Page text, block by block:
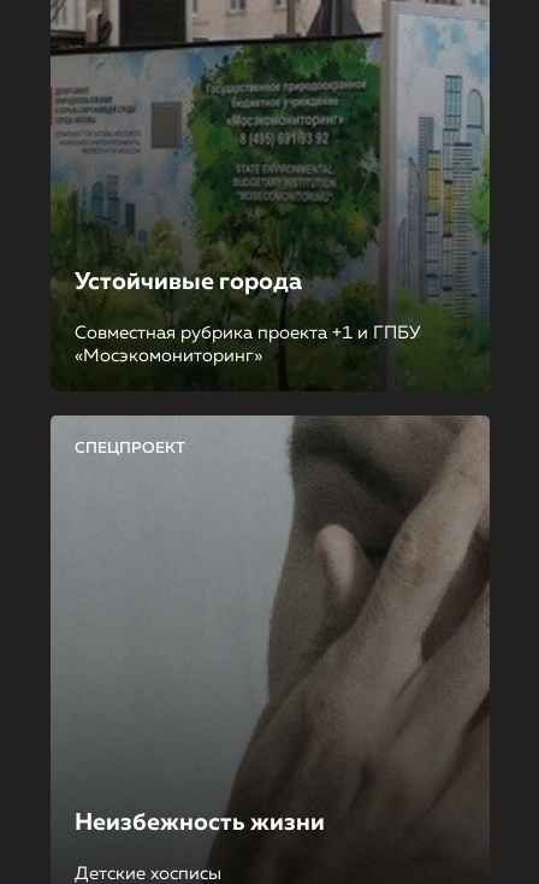
Устойчивые города
Совместная рубрика проекта +1 и ГПБУ
«Мосэкомониторинг»
СПЕЦПРОЕКТ
Неизбежность жизни
Детские хосписы